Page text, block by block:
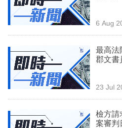
6 Aug
最高法
郡文書
23 Jul
檢方請
案審判